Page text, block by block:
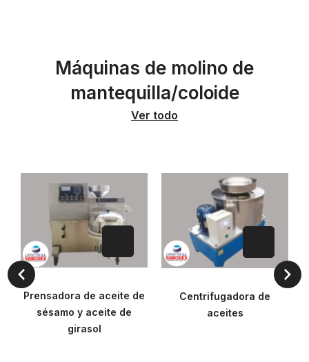
Máquinas de molino de
mantequilla/coloide
Ver todo
Prensadora de aceite de
sésamo y aceite de
girasol
Centrifugadora de
aceites